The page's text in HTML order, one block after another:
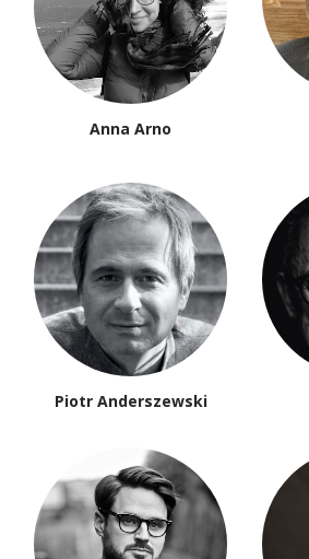
Anna Arno
Piotr Anderszewski